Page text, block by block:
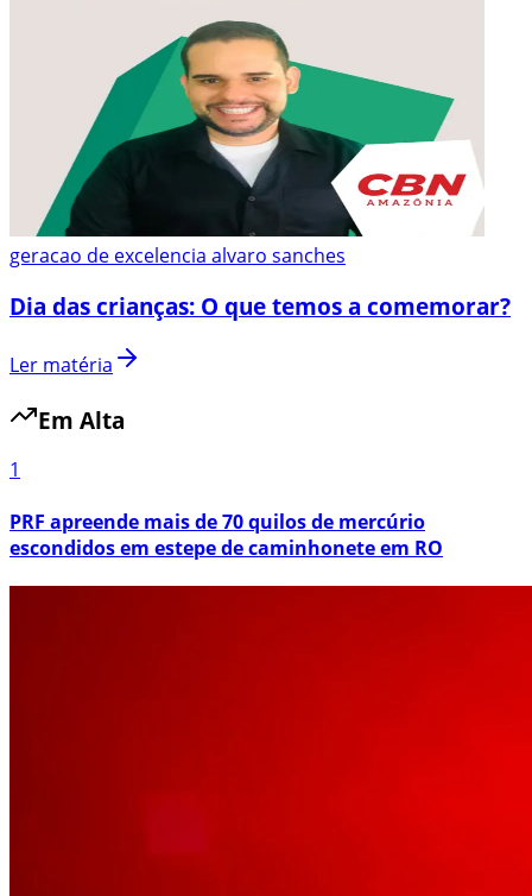
geracao de excelencia alvaro sanches
Dia das crianças: O que temos a comemorar?
Ler matéria
Em Alta
1
PRF apreende mais de 70 quilos de mercúrio
escondidos em estepe de caminhonete em RO